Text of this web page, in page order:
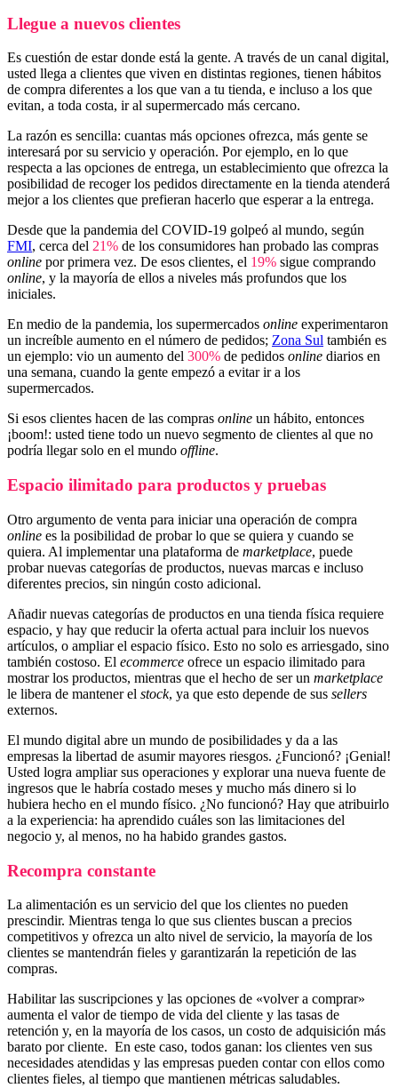
Llegue a nuevos clientes
Es cuestión de estar donde está la gente. A través de un canal digital,
usted llega a clientes que viven en distintas regiones, tienen hábitos
de compra diferentes a los que van a tu tienda, e incluso a los que
evitan, a toda costa, ir al supermercado más cercano.
La razón es sencilla: cuantas más opciones ofrezca, más gente se
interesará por su servicio y operación. Por ejemplo, en lo que
respecta a las opciones de entrega, un establecimiento que ofrezca la
posibilidad de recoger los pedidos directamente en la tienda atenderá
mejor a los clientes que prefieran hacerlo que esperar a la entrega.
Desde que la pandemia del COVID-19 golpeó al mundo, según
FMI, cerca del 21% de los consumidores han probado las compras
online por primera vez. De esos clientes, el 19% sigue comprando
online, y la mayoría de ellos a niveles más profundos que los
iniciales.
En medio de la pandemia, los supermercados online experimentaron
un increíble aumento en el número de pedidos; Zona Sul también es
un ejemplo: vio un aumento del 300% de pedidos online diarios en
una semana, cuando la gente empezó a evitar ir a los
supermercados.
Si esos clientes hacen de las compras online un hábito, entonces
¡boom!: usted tiene todo un nuevo segmento de clientes al que no
podría llegar solo en el mundo offline.
Espacio ilimitado para productos y pruebas
Otro argumento de venta para iniciar una operación de compra
online es la posibilidad de probar lo que se quiera y cuando se
quiera. Al implementar una plataforma de marketplace, puede
probar nuevas categorías de productos, nuevas marcas e incluso
diferentes precios, sin ningún costo adicional.
Añadir nuevas categorías de productos en una tienda física requiere
espacio, y hay que reducir la oferta actual para incluir los nuevos
artículos, o ampliar el espacio físico. Esto no solo es arriesgado, sino
también costoso. El ecommerce ofrece un espacio ilimitado para
mostrar los productos, mientras que el hecho de ser un marketplace
le libera de mantener el stock, ya que esto depende de sus sellers
externos.
El mundo digital abre un mundo de posibilidades y da a las
empresas la libertad de asumir mayores riesgos. ¿Funcionó? ¡Genial!
Usted logra ampliar sus operaciones y explorar una nueva fuente de
ingresos que le habría costado meses y mucho más dinero si lo
hubiera hecho en el mundo físico. ¿No funcionó? Hay que atribuirlo
a la experiencia: ha aprendido cuáles son las limitaciones del
negocio y, al menos, no ha habido grandes gastos.
Recompra constante
La alimentación es un servicio del que los clientes no pueden
prescindir. Mientras tenga lo que sus clientes buscan a precios
competitivos y ofrezca un alto nivel de servicio, la mayoría de los
clientes se mantendrán fieles y garantizarán la repetición de las
compras.
Habilitar las suscripciones y las opciones de «volver a comprar»
aumenta el valor de tiempo de vida del cliente y las tasas de
retención y, en la mayoría de los casos, un costo de adquisición más
barato por cliente. En este caso, todos ganan: los clientes ven sus
necesidades atendidas y las empresas pueden contar con ellos como
clientes fieles, al tiempo que mantienen métricas saludables.